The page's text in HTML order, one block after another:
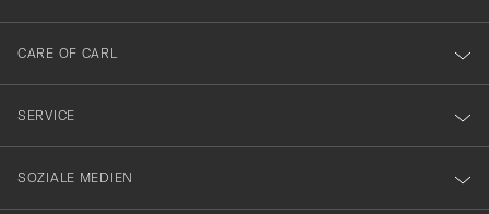
dig
till
vårt
nyhetsbrev!
CARE OF CARL
SERVICE
SOZIALE MEDIEN